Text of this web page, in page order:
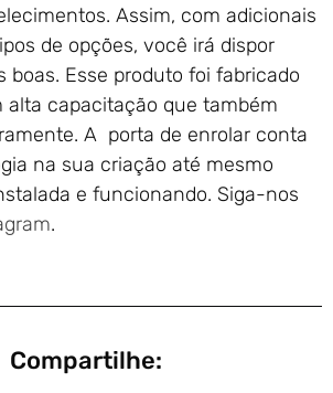
Assim, com adicionais
de opções, você irá dispor
boas. Esse produto foi fabricado
alta capacitação que também
A porta de enrolar conta
na sua criação até mesmo
e funcionando. Siga-nos
.
Compartilhe: